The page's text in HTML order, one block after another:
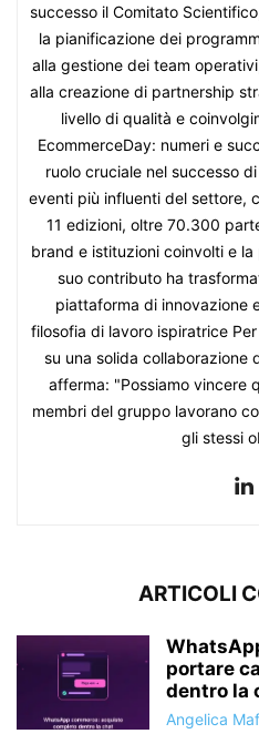
successo il Comitato
la pianificazione dei
alla gestione dei team
alla creazione di partnership
livello di qualità e
EcommerceDay: numeri e
ruolo cruciale nel successo
eventi più influenti del settore,
11 edizioni, oltre 70.300
brand e istituzioni coinvolti e
suo contributo ha
piattaforma di innovazione
filosofia di lavoro ispiratrice
su una solida collaborazione
afferma: "Possiamo vincere
membri del gruppo lavorano
gli stessi
ARTICOLI
portare
dentro la
Angelica